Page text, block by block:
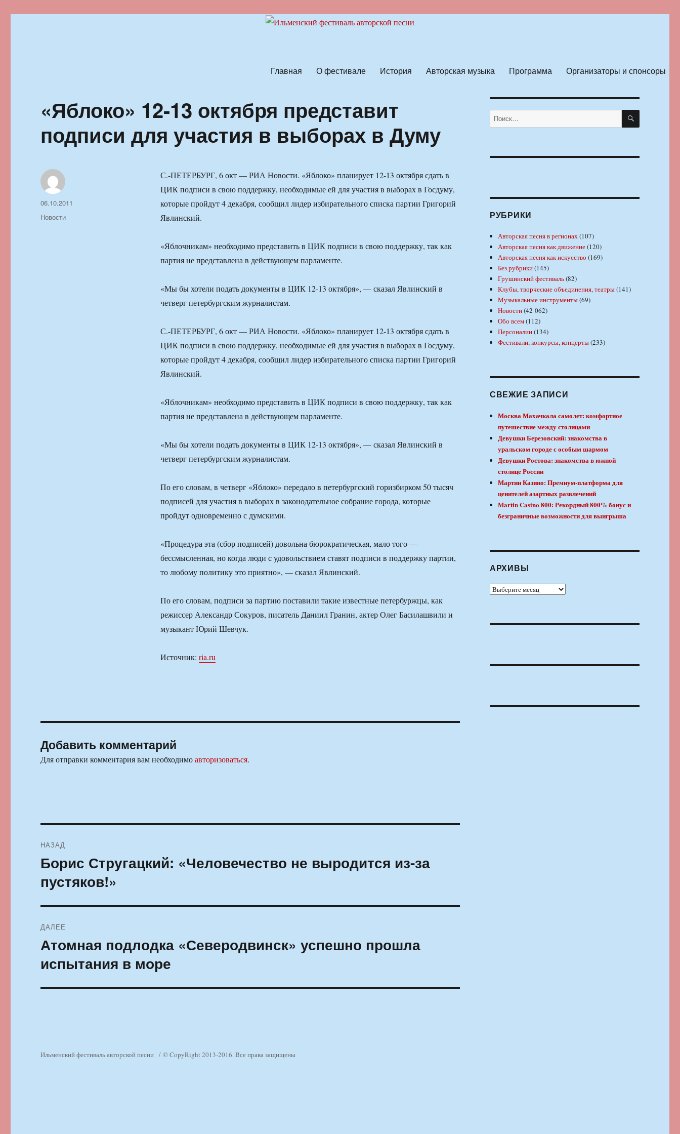
Главная О фестивале История Авторская музыка Программа Организаторы и спонсоры
«Яблоко» 12-13 октября представит
подписи для участия в выборах в Думу
С.-ПЕТЕРБУРГ, 6 окт — РИА Новости. «Яблоко» планирует 12-13 октября сдать в
ЦИК подписи в свою поддержку, необходимые ей для участия в выборах в Госдуму,
которые пройдут 4 декабря, сообщил лидер избирательного списка партии Григорий
Явлинский.
«Яблочникам» необходимо представить в ЦИК подписи в свою поддержку, так как
партия не представлена в действующем парламенте.
«Мы бы хотели подать документы в ЦИК 12-13 октября», — сказал Явлинский в
четверг петербургским журналистам.
С.-ПЕТЕРБУРГ, 6 окт — РИА Новости. «Яблоко» планирует 12-13 октября сдать в
ЦИК подписи в свою поддержку, необходимые ей для участия в выборах в Госдуму,
которые пройдут 4 декабря, сообщил лидер избирательного списка партии Григорий
Явлинский.
«Яблочникам» необходимо представить в ЦИК подписи в свою поддержку, так как
партия не представлена в действующем парламенте.
«Мы бы хотели подать документы в ЦИК 12-13 октября», — сказал Явлинский в
четверг петербургским журналистам.
По его словам, в четверг «Яблоко» передало в петербургский горизбирком 50 тысяч
подписей для участия в выборах в законодательное собрание города, которые
пройдут одновременно с думскими.
«Процедура эта (сбор подписей) довольна бюрократическая, мало того —
бессмысленная, но когда люди с удовольствием ставят подписи в поддержку партии,
то любому политику это приятно», — сказал Явлинский.
По его словам, подписи за партию поставили такие известные петербуржцы, как
режиссер Александр Сокуров, писатель Даниил Гранин, актер Олег Басилашвили и
музыкант Юрий Шевчук.
Источник: ria.ru
Автор
Опубликовано
06.10.2011
Рубрики
Новости
Добавить комментарий
Для отправки комментария вам необходимоавторизоваться.
по
записям
НАЗАД
Предыдущая
запись:
Борис Стругацкий: «Человечество не выродится из-за
пустяков!»
ДАЛЕЕ
Следующая
Атомная подлодка «Северодвинск» успешно прошла
испытания в море
Искать: ПОИСК
РУБРИКИ
Авторская песня в регионах(107)
Авторская песня как движение(120)
Авторская песня как искусство (169)
Без рубрики(145)
Грушинский фестиваль(82)
Клубы, творческие объединения, театры(141)
Музыкальные инструменты(69)
Новости(42 062)
Обо всем(112)
Персоналии(134)
Фестивали, конкурсы, концерты(233)
СВЕЖИЕ ЗАПИСИ
Москва Махачкала самолет: комфортное
путешествие между столицами
Девушки Березовский: знакомства в
уральском городе с особым шармом
Девушки Ростова: знакомства в южной
столице России
Мартин Казино: Премиум-платформа для
ценителей азартных развлечений
Martin Casino 800: Рекордный 800% бонус и
безграничные возможности для выигрыша
АРХИВЫ
Архивы
Ильменский фестиваль авторской песни © CopyRight 2013-2016. Все права защищены